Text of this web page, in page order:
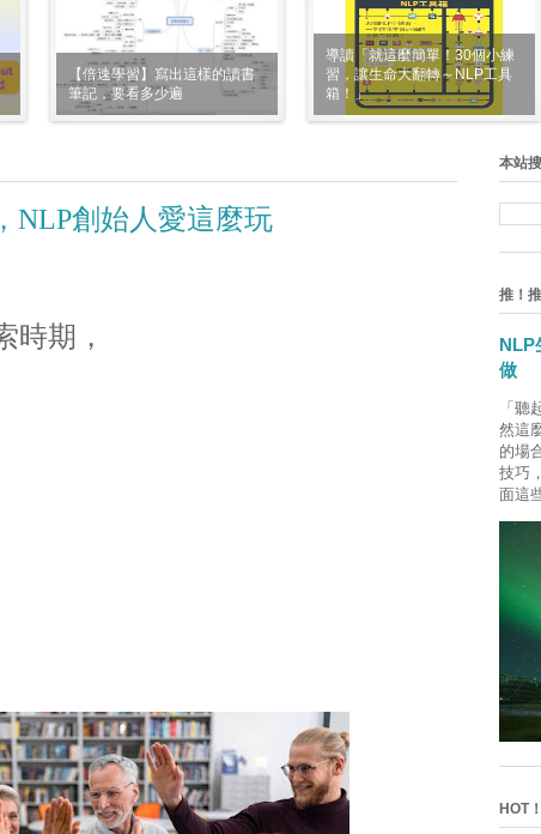
【倍速學習】寫出這樣的讀書
筆記，要看多少遍
導讀「就這麼簡單！30個小練
習，讓生命大翻轉～NLP工具
箱！」
NLP創始人愛這麼玩
時期，
本站
推！
NLP
做
「
然這
的場
技巧
面這
HOT